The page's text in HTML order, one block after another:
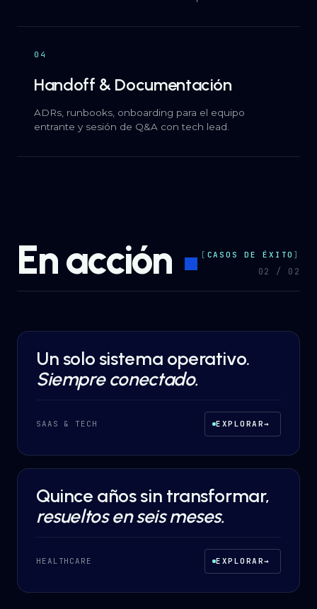
04
Handoff & Documentación
ADRs, runbooks, onboarding para el equipo
entrante y sesión de Q&A con tech lead.
En acción CASOS DE ÉXITO
02 / 0 2
DESARROLLO A MEDIDA·SAAS & TECH
Un solo sistema operativo.
Siempre conectado.
SAAS & TECH EXPLORAR→
DESARROLLO A MEDIDA·HEALTHCARE
Quince años sin transformar,
resueltos en seis meses.
HEALTHCARE EXPLORAR→